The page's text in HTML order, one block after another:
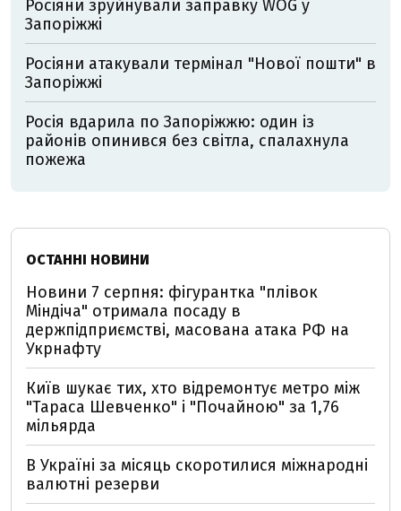
Росіяни зруйнували заправку WOG у
Запоріжжі
Росіяни атакували термінал "Нової пошти" в
Запоріжжі
Росія вдарила по Запоріжжю: один із
районів опинився без світла, спалахнула
пожежа
ОСТАННІ НОВИНИ
Новини 7 серпня: фігурантка "плівок
Міндіча" отримала посаду в
держпідприємстві, масована атака РФ на
Укрнафту
Київ шукає тих, хто відремонтує метро між
"Тараса Шевченко" і "Почайною" за 1,76
мільярда
В Україні за місяць скоротилися міжнародні
валютні резерви